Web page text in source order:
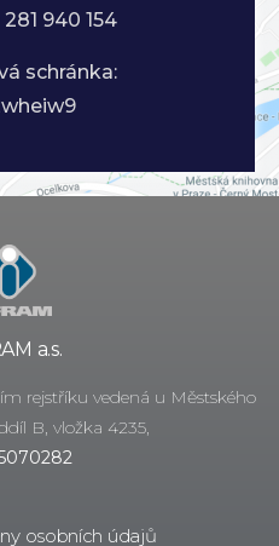
940 154
schránka:
a.s.
rejstříku vedená u Městského
B, vložka 4235,
osobních údajů